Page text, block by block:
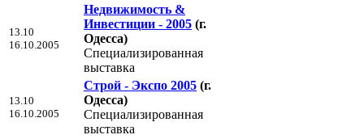
13.10
16.10.2005
Недвижимость &
Инвестиции - 2005 (г.
Одесса)
Специализированная
выставка
13.10
16.10.2005
Строй - Экспо 2005 (г.
Одесса)
Специализированная
выставка